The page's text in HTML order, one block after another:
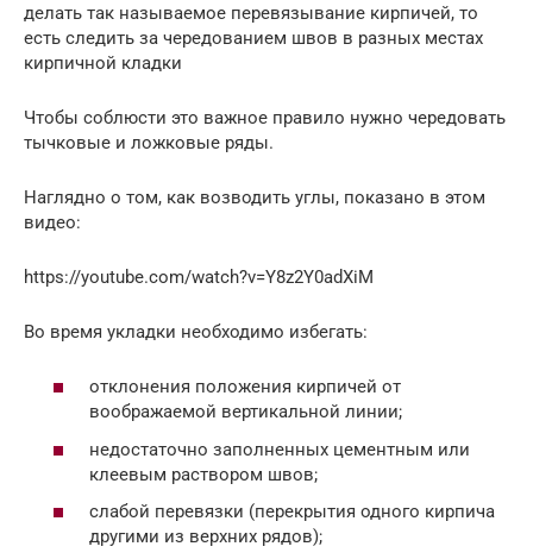
делать так называемое перевязывание кирпичей, то
есть следить за чередованием швов в разных местах
кирпичной кладки
Чтобы соблюсти это важное правило нужно чередовать
тычковые и ложковые ряды.
Наглядно о том, как возводить углы, показано в этом
видео:
https://youtube.com/watch?v=Y8z2Y0adXiM
Во время укладки необходимо избегать:
отклонения положения кирпичей от
воображаемой вертикальной линии;
недостаточно заполненных цементным или
клеевым раствором швов;
слабой перевязки (перекрытия одного кирпича
другими из верхних рядов);